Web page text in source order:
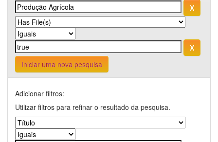
Iniciar uma nova pesquisa
Adicionar filtros:
Utilizar filtros para refinar o resultado da pesquisa.